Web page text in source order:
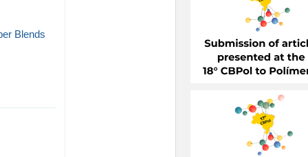
Blends